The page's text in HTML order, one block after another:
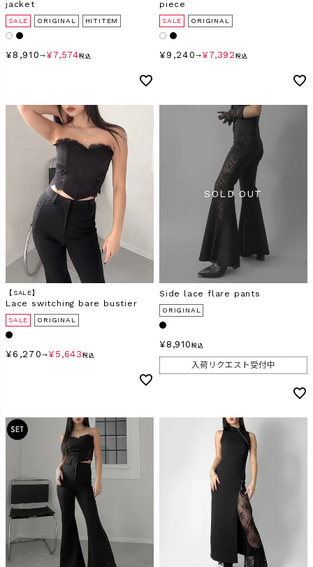
jacket
SALE ORIGINAL HITITEM
¥ 8,910 → ¥ 7,574税込
piece
SALE ORIGINAL
¥ 9,240 → ¥ 7,392 税込
【SALE】
Lace switching bare bustier
SALE ORIGINAL
¥ 6,270 → ¥ 5,643 税込
Side lace flare pants
ORIGINAL
¥ 8,910 税込
入荷リクエスト受付中